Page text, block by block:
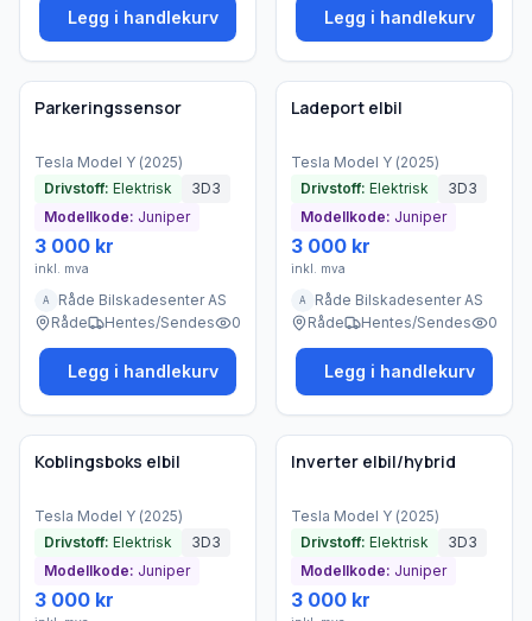
Legg i handlekurv Legg i handlekurv
Brukt - som ny
Bedrift
Parkeringssensor
Tesla Model Y (2025)
Drivstoff: Elektrisk
3D3
Modellkode: Juniper
3 000 kr
inkl. mva
A
Råde Bilskadesenter AS
Råde
Hentes/Sendes 0
Legg i handlekurv
Brukt - som ny
Bedrift
Ladeport elbil
Tesla Model Y (2025)
Drivstoff: Elektrisk
3D3
Modellkode: Juniper
3 000 kr
inkl. mva
A
Råde Bilskadesenter AS
Råde
Hentes/Sendes 0
Legg i handlekurv
Brukt - som ny
Bedrift
Koblingsboks elbil
Tesla Model Y (2025)
Drivstoff: Elektrisk
3D3
Modellkode: Juniper
3 000 kr
Brukt - som ny
Bedrift
Inverter elbil/hybrid
Tesla Model Y (2025)
Drivstoff: Elektrisk
3D3
Modellkode: Juniper
3 000 kr